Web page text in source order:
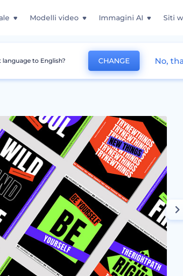
Modelli video Immagini AI Siti
Tipografia Geometrica
to English? CHANGE No,